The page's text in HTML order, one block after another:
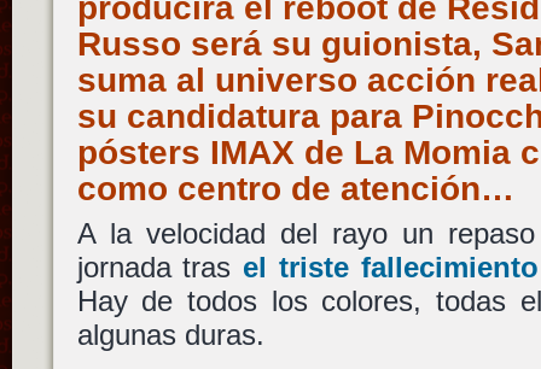
producirá el reboot de
Russo será su guionista,
suma al universo acción
su candidatura para
pósters IMAX de La Momia
como centro de atención…
A la velocidad del rayo un
jornada tras el triste
Hay de todos los colores, todas
algunas duras.